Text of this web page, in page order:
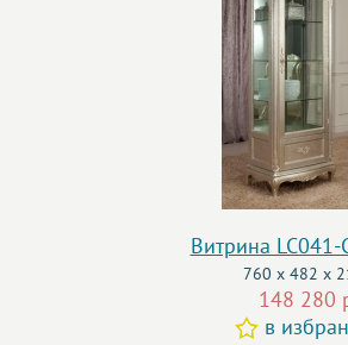
Витрина LC041-
760 x 482 x
148 280
в